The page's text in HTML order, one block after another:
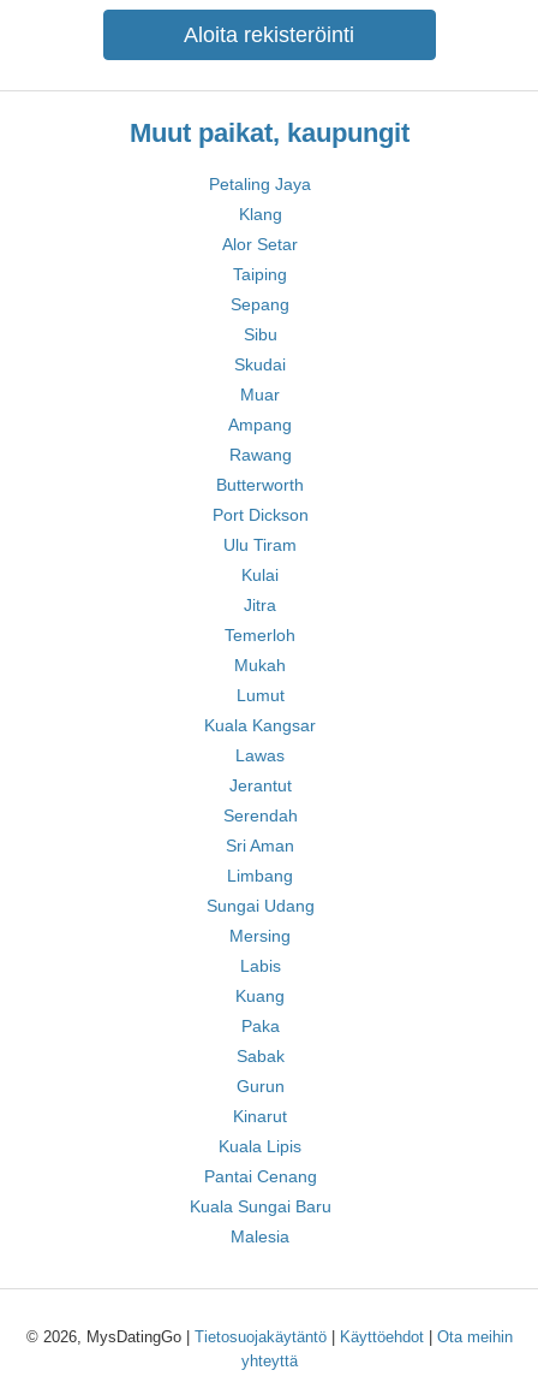
Aloita rekisteröinti
Muut paikat, kaupungit
Petaling Jaya
Klang
Alor Setar
Taiping
Sepang
Sibu
Skudai
Muar
Ampang
Rawang
Butterworth
Port Dickson
Ulu Tiram
Kulai
Jitra
Temerloh
Mukah
Lumut
Kuala Kangsar
Lawas
Jerantut
Serendah
Sri Aman
Limbang
Sungai Udang
Mersing
Labis
Kuang
Paka
Sabak
Gurun
Kinarut
Kuala Lipis
Pantai Cenang
Kuala Sungai Baru
Malesia
© 2026, MysDatingGo | Tietosuojakäytäntö| Käyttöehdot| Ota meihin
yhteyttä